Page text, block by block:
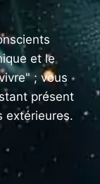
et le
; vous
présent
extérieures.